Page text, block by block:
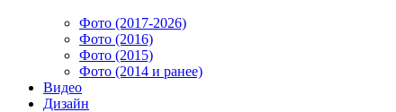
Фото (2017-2026)
Фото (2016)
Фото (2015)
Фото (2014 и ранее)
Видео
Дизайн